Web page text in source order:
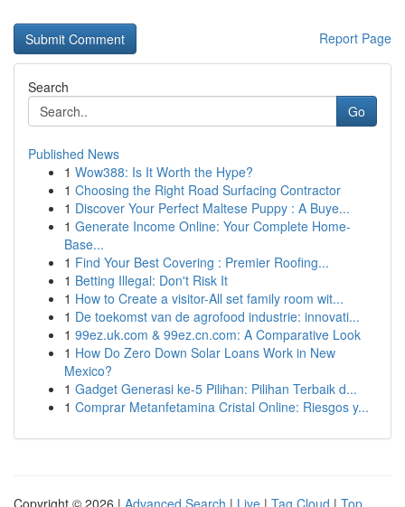
Report Page
Search
Go
Published News
1 Wow388: Is It Worth the Hype?
1 Choosing the Right Road Surfacing Contractor
1 Discover Your Perfect Maltese Puppy : A Buye...
1 Generate Income Online: Your Complete Home-
Base...
1 Find Your Best Covering : Premier Roofing...
1 Betting Illegal: Don't Risk It
1 How to Create a visitor-All set family room wit...
1 De toekomst van de agrofood industrie: innovati...
1 99ez.uk.com & 99ez.cn.com: A Comparative Look
1 How Do Zero Down Solar Loans Work in New
Mexico?
1 Gadget Generasi ke-5 Pilihan: Pilihan Terbaik d...
1 Comprar Metanfetamina Cristal Online: Riesgos y...
Copyright © 2026 | Advanced Search | Live | Tag Cloud | Top